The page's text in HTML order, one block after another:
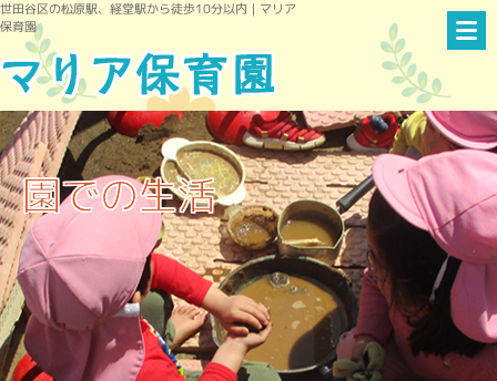
世田谷区の松原駅、経堂駅から徒歩10分以内｜マリア
保育園
園での生活